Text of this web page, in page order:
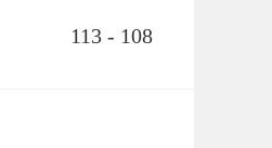
113 - 108